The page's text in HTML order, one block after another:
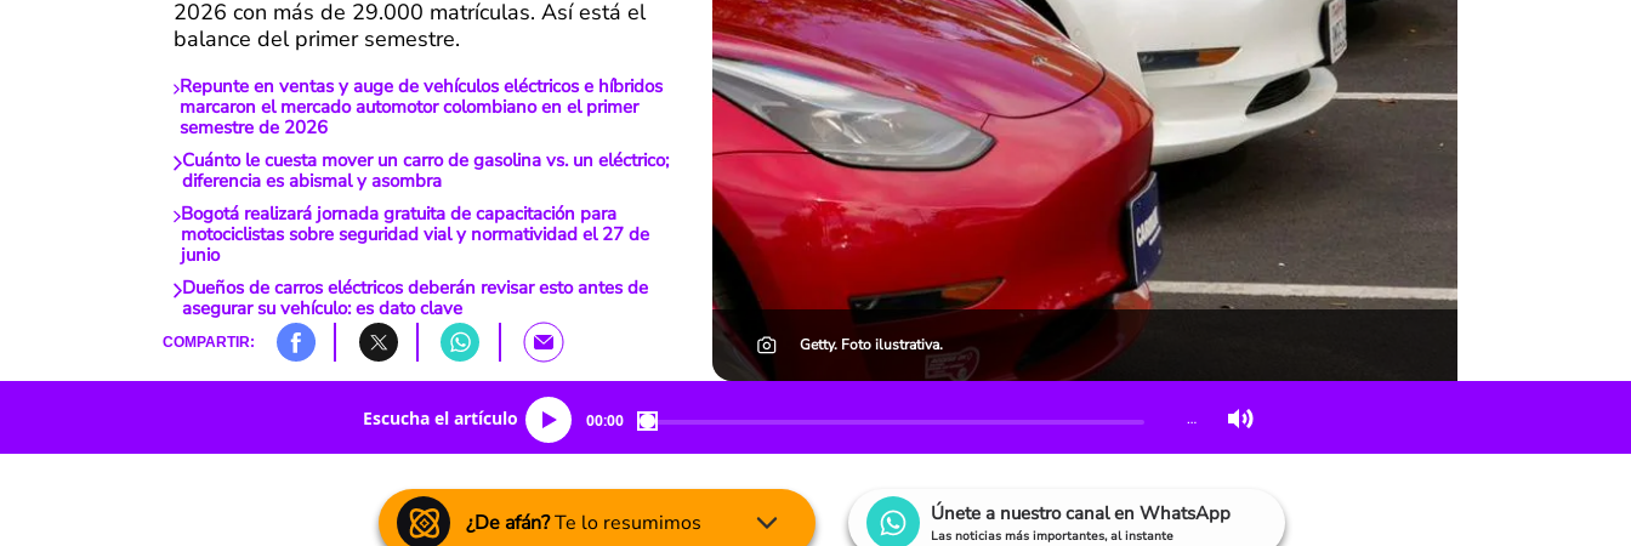
2026 con más de 29.000 matrículas. Así está el
balance del primer semestre.
Repunte en ventas y auge de vehículos eléctricos e híbridos
marcaron el mercado automotor colombiano en el primer
semestre de 2026
Cuánto le cuesta mover un carro de gasolina vs. un eléctrico;
diferencia es abismal y asombra
Bogotá realizará jornada gratuita de capacitación para
motociclistas sobre seguridad vial y normatividad el 27 de
junio
Dueños de carros eléctricos deberán revisar esto antes de
asegurar su vehículo: es dato clave
COMPARTIR: Getty. Foto ilustrativa.
Escucha el artículo 00:00 …
¿De afán?Te lo resumimos Únete a nuestro canal en WhatsApp
Las noticias más importantes, al instante